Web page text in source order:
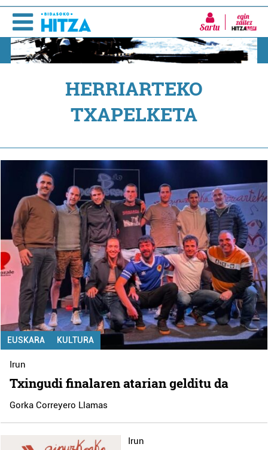
Sartu
HERRIARTEKO
TXAPELKETA
EUSKARA KULTURA
Irun
Txingudi finalaren atarian gelditu da
Gorka Correyero Llamas
Irun